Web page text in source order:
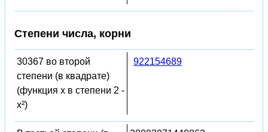
Степени числа, корни
30367 во второй
степени (в квадрате)
(функция x в степени 2 -
x²)
922154689